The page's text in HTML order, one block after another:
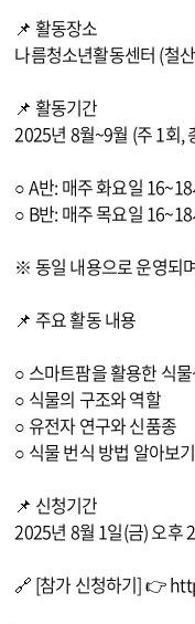
📌 활동장소
나름청소년활동센터 (철
📌 활동기간
2025년 8월~9월 (주 1회,
○ A반: 매주 화요일
○ B반: 매주 목요일
※ 동일 내용으로 운영되
📌 주요 활동 내용
○ 스마트팜을 활용한 식
○ 식물의 구조와 역할
○ 유전자 연구와 신품종
○ 식물 번식 방법 알아보기
📌 신청기간
2025년 8월 1일(금) 오후
🔗 [참가 신청하기] 👉